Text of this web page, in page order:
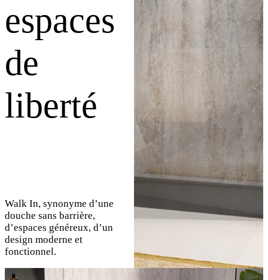
espaces
de
liberté
Walk In, synonyme d’une
douche sans barrière,
d’espaces généreux, d’un
design moderne et
fonctionnel.